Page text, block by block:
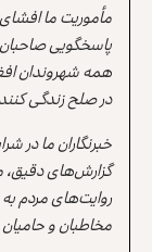
مأموریت ما
پاسخگویی
همه شهروندان
در صلح زندگی
خبرنگاران ما در
گزارش‌های دقیق،
روایت‌های مردم
مخاطبان و